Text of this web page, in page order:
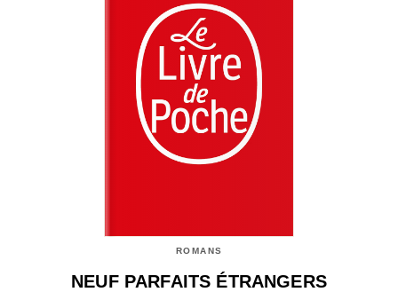
ROMANS
NEUF PARFAITS ÉTRANGERS